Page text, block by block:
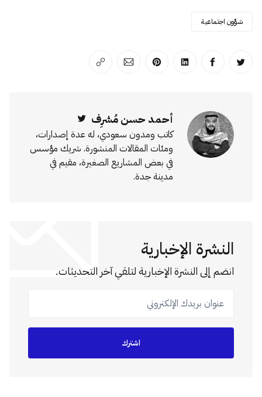
شؤون اجتماعية
انشر على تويترانشر على الفيسبوك
انشر على لينكد إن
انشر على بينترست
انشر على الإيميل
انسخ الرابط
أحمد حسن مُشرِف
كاتب ومدون سعودي، له عدة إصدارات،
ومئات المقالات المنشورة. شريك مؤسس
في بعض المشاريع الصغيرة، مقيم في
مدينة جدة.
النشرة الإخبارية
انضم إلى النشرة الإخبارية لتلقي آخر التحديثات.
عنوان بريدك الإلكتروني
اشترك